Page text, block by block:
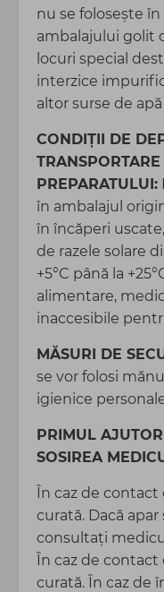
nu se foloseşte
ambalajului golit
locuri special
interzice
altor surse de
CONDIŢII DE
PREPARATULUI:
în ambalajul
în încăperi
de razele solare
+5°C până la
alimentare,
inaccesibile
MĂSURI DE
se vor folosi
igienice
PRIMUL
SOSIREA
În caz de contact
curată. Dacă
consultați
În caz de contact
curată. În caz de